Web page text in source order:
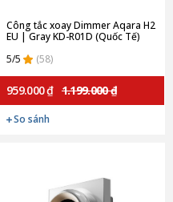
Công tắc xoay Dimmer Aqara H2
EU | Gray KD-R01D (Quốc Tế)
5/5
(58)
959.000 ₫ 1.199.000 ₫
So sánh